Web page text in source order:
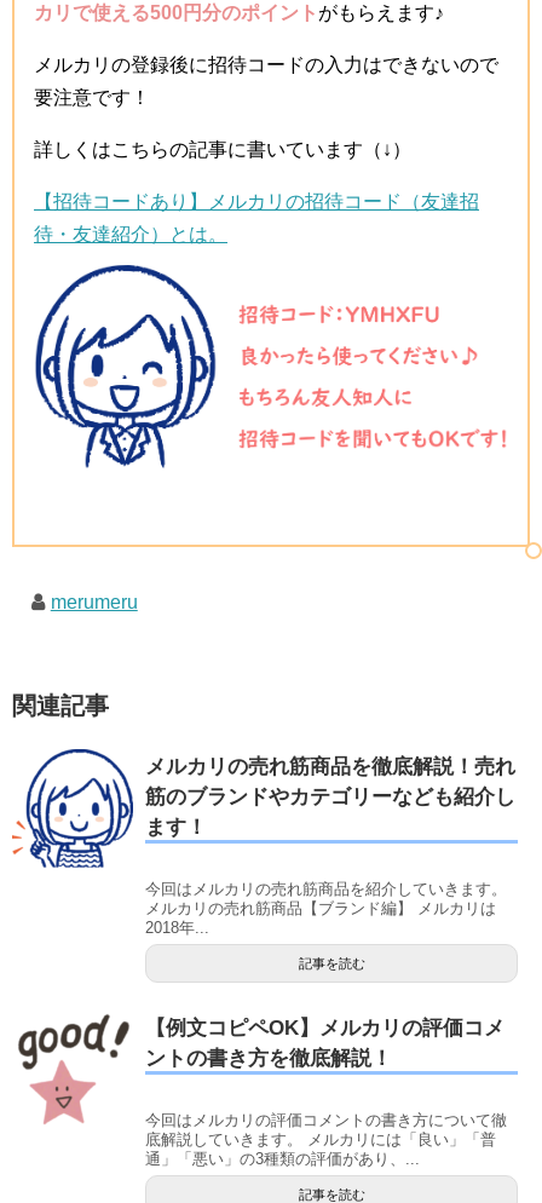
カリで使える500円分のポイント がもらえます♪
メルカリの登録後に招待コードの入力はできないので
要注意です！
詳しくはこちらの記事に書いています（↓）
【招待コードあり】メルカリの招待コード（友達招
待・友達紹介）とは。
merumeru
関連記事
メルカリの売れ筋商品を徹底解説！売れ
筋のブランドやカテゴリーなども紹介し
ます！
今回はメルカリの売れ筋商品を紹介していきます。
メルカリの売れ筋商品【ブランド編】 メルカリは
2018年...
記事を読む
【例文コピペOK】メルカリの評価コメ
ントの書き方を徹底解説！
今回はメルカリの評価コメントの書き方について徹
底解説していきます。 メルカリには「良い」「普
通」「悪い」の3種類の評価があり、...
記事を読む